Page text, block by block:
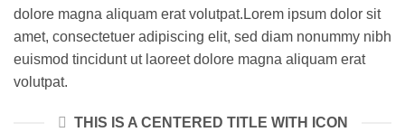
dolore magna aliquam erat volutpat.Lorem ipsum dolor sit
amet, consectetuer adipiscing elit, sed diam nonummy nibh
euismod tincidunt ut laoreet dolore magna aliquam erat
volutpat.
THIS IS A CENTERED TITLE WITH ICON